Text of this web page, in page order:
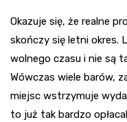
Okazuje się, że realne
skończy się letni okres.
wolnego czasu i nie są
Wówczas wiele barów,
miejsc wstrzymuje
to już tak bardzo